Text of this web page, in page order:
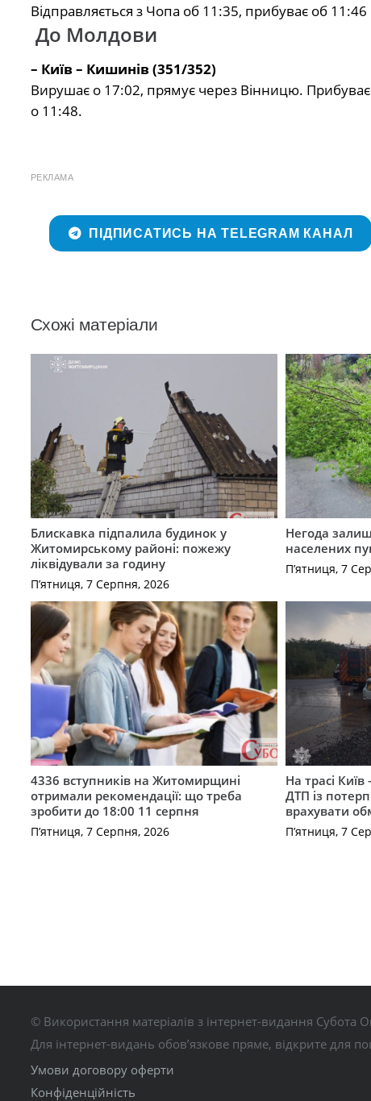
Відправляється з Чопа об 11:35, прибуває об
До Молдови
– Київ – Кишинів (351/352)
Вирушає о 17:02, прямує через Вінницю.
о 11:48.
РЕКЛАМА
ПІДПИСАТИСЬ НА TELEGRAM КАНАЛ
Схожі матеріали
Блискавка підпалила будинок у
Житомирському районі: пожежу
ліквідували за годину
П’ятниця, 7 Серпня, 2026
Негода
населених
П’ятниця, 7
4336 вступників на Житомирщині
отримали рекомендації: що треба
зробити до 18:00 11 серпня
П’ятниця, 7 Серпня, 2026
На трасі
ДТП із
врахувати
П’ятниця, 7
© Використання матеріалів з інтернет-видання
Для інтернет-видань обов’язкове пряме, відкрите для
Умови договору оферти
Конфіденційність